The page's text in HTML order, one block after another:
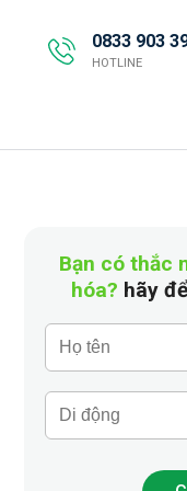
0833 903
HOTLINE
Bạn có thắc
hóa? hãy